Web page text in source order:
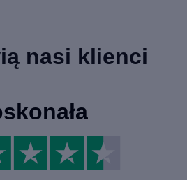
nasi klienci